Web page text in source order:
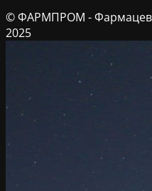
© ФАРМПРОМ -
2025